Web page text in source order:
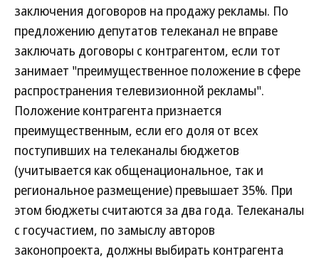
заключения договоров на продажу рекламы. По
предложению депутатов телеканал не вправе
заключать договоры с контрагентом, если тот
занимает "преимущественное положение в сфере
распространения телевизионной рекламы".
Положение контрагента признается
преимущественным, если его доля от всех
поступивших на телеканалы бюджетов
(учитывается как общенациональное, так и
региональное размещение) превышает 35%. При
этом бюджеты считаются за два года. Телеканалы
с госучастием, по замыслу авторов
законопроекта, должны выбирать контрагента